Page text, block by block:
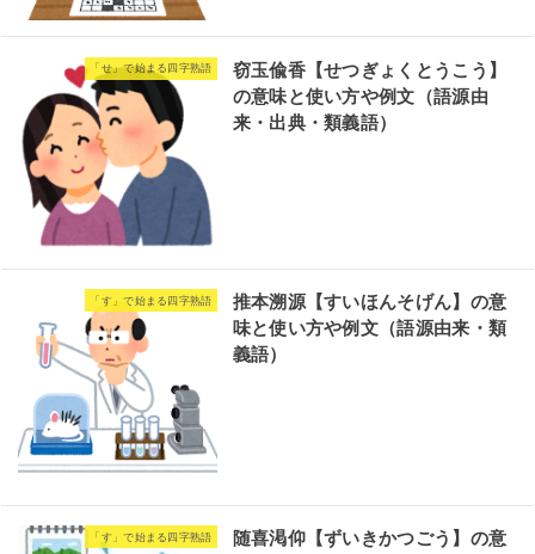
「せ」で始まる四字熟語
窃玉偸香【せつぎょくとうこう】
の意味と使い方や例文（語源由
来・出典・類義語）
「す」で始まる四字熟語
推本溯源【すいほんそげん】の意
味と使い方や例文（語源由来・類
義語）
「す」で始まる四字熟語
随喜渇仰【ずいきかつごう】の意